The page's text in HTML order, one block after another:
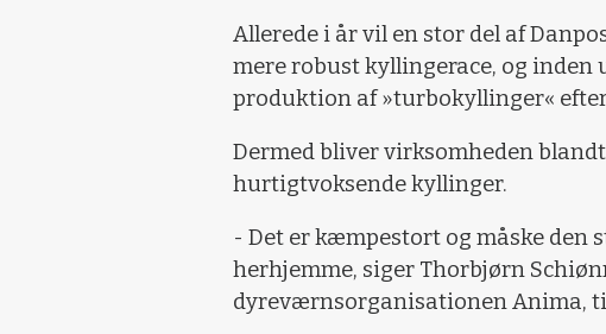
Allerede i år vil en stor del af
mere robust kyllingerace, og
produktion af »turbokyllinger«
Dermed bliver virksomheden
hurtigtvoksende kyllinger.
- Det er kæmpestort og måske den
herhjemme, siger Thorbjørn
dyreværnsorganisationen Anima,